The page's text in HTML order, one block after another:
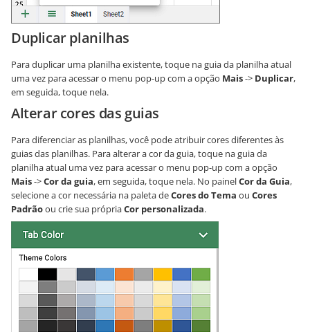
Duplicar planilhas
Para duplicar uma planilha existente, toque na guia da planilha atual
uma vez para acessar o menu pop-up com a opção Mais-> Duplicar,
em seguida, toque nela.
Alterar cores das guias
Para diferenciar as planilhas, você pode atribuir cores diferentes às
guias das planilhas. Para alterar a cor da guia, toque na guia da
planilha atual uma vez para acessar o menu pop-up com a opção
Mais->Cor da guia, em seguida, toque nela. No painelCor da Guia,
selecione a cor necessária na paleta deCores do Tema ou Cores
Padrãoou crie sua própriaCor personalizada.